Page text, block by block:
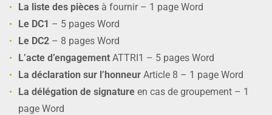
La liste des pièces à fournir – 1 page Word
Le DC1 – 5 pages Word
Le DC2 – 8 pages Word
L’acte d’engagement ATTRI1 – 5 pages Word
La déclaration sur l’honneur Article 8 – 1 page Word
La délégation de signature en cas de groupement – 1
page Word